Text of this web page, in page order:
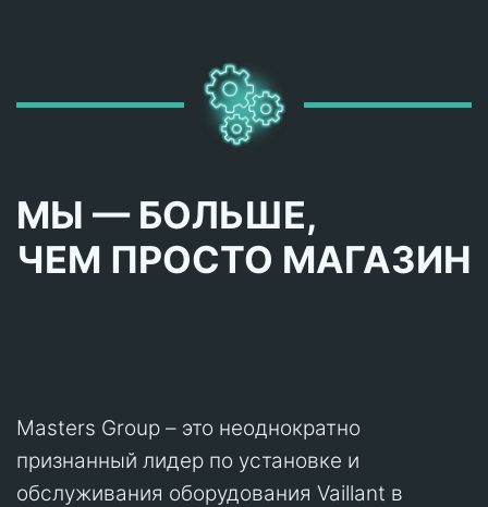
МЫ — БОЛЬШЕ,
ЧЕМ ПРОСТО МАГАЗИН
Masters Group – это неоднократно
признанный лидер по установке и
обслуживания оборудования Vaillant в